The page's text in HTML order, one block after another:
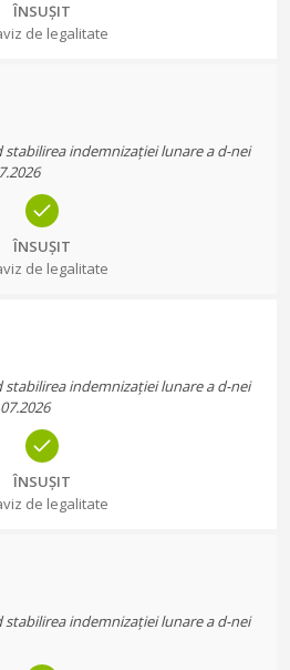
ÎNSUȘIT
de legalitate
indemnizației lunare a d-nei
ÎNSUȘIT
de legalitate
indemnizației lunare a d-nei
ÎNSUȘIT
de legalitate
indemnizației lunare a d-nei